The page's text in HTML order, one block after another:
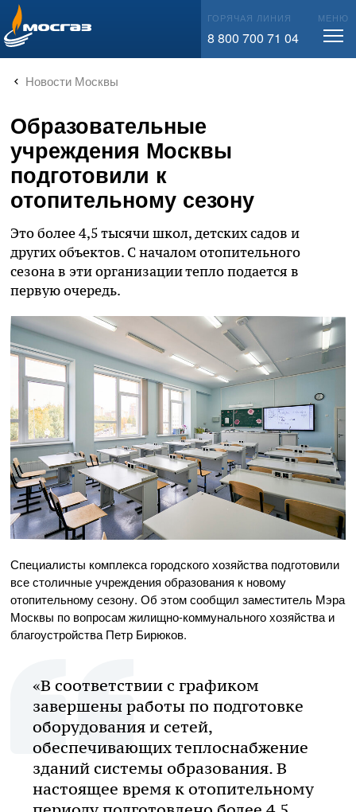
info@mos-gaz.ru ГОРЯЧАЯ ЛИНИЯ
8 800 700 71 04
МЕНЮ
Новости Москвы
Образовательные
учреждения Москвы
подготовили к
отопительному сезону
Это более 4,5 тысячи школ, детских садов и
других объектов. С началом отопительного
сезона в эти организации тепло подается в
первую очередь.
Специалисты комплекса городского хозяйства подготовили
все столичные учреждения образования к новому
отопительному сезону. Об этом сообщил заместитель Мэра
Москвы по вопросам жилищно-коммунального хозяйства и
благоустройства Петр Бирюков.
«В соответствии с графиком
завершены работы по подготовке
оборудования и сетей,
обеспечивающих теплоснабжение
зданий системы образования. В
настоящее время к отопительному